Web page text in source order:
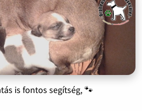
is fontos segítség, 🐾